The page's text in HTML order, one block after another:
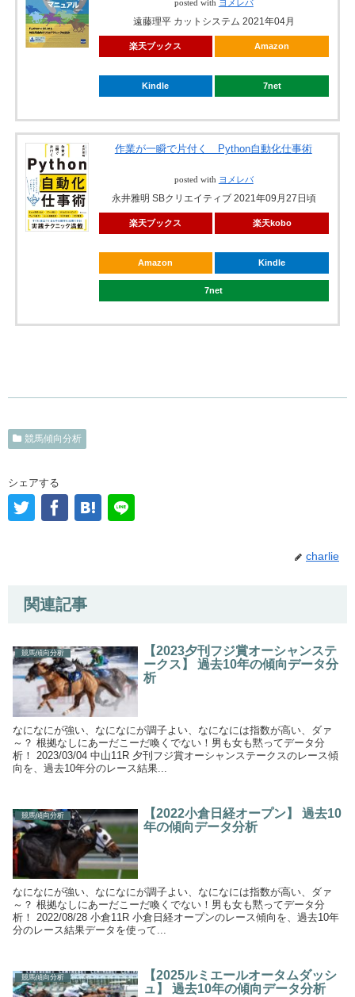
posted with ヨメレバ
遠藤理平 カットシステム 2021年04月
楽天ブックス Amazon
Kindle 7net
作業が一瞬で片付く Python自動化仕事術
posted with ヨメレバ
永井雅明 SBクリエイティブ 2021年09月27日頃
楽天ブックス 楽天kobo
Amazon Kindle
7net
競馬傾向分析
シェアする
charlie
関連記事
競馬傾向分析
【2023夕刊フジ賞オーシャンステ
ークス】 過去10年の傾向データ分
析
なになにが強い、なになにが調子よい、なになには指数が高い、ダァ
～？ 根拠なしにあーだこーだ喚くでない！男も女も黙ってデータ分
析！ 2023/03/04 中山11R 夕刊フジ賞オーシャンステークスのレース傾
向を、過去10年分のレース結果...
競馬傾向分析
【2022小倉日経オープン】 過去10
年の傾向データ分析
なになにが強い、なになにが調子よい、なになには指数が高い、ダァ
～？ 根拠なしにあーだこーだ喚くでない！男も女も黙ってデータ分
析！ 2022/08/28 小倉11R 小倉日経オープンのレース傾向を、過去10年
分のレース結果データを使って...
競馬傾向分析
【2025ルミエールオータムダッシ
ュ】 過去10年の傾向データ分析